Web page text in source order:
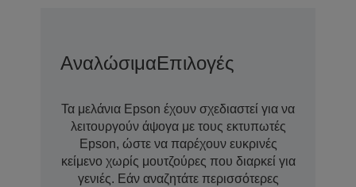
ΑναλώσιμαΕπιλογές
Τα μελάνια Epson έχουν σχεδιαστεί για να
λειτουργούν άψογα με τους εκτυπωτές
Epson, ώστε να παρέχουν ευκρινές
κείμενο χωρίς μουτζούρες που διαρκεί για
γενιές. Εάν αναζητάτε περισσότερες